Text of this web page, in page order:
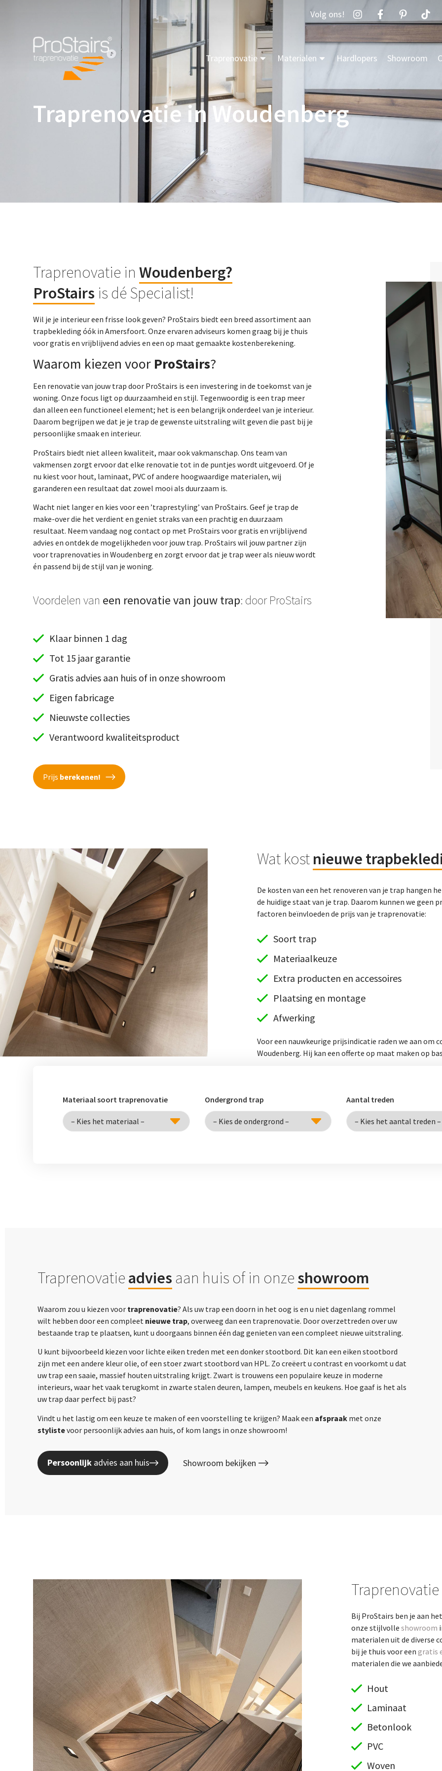
Volg ons!
Traprenovatie Materialen Hardlopers Showroom
Traprenovatie in Woudenberg
Traprenovatie inWoudenberg?
ProStairs is dé Specialist!
Wil je je interieur een frisse look geven? ProStairs biedt een breed assortiment aan
trapbekleding óók in Amersfoort. Onze ervaren adviseurs komen graag bij je thuis
voor gratis en vrijblijvend advies en een op maat gemaakte kostenberekening.
Waarom kiezen voor ProStairs?
Een renovatie van jouw trap door ProStairs is een investering in de toekomst van je
woning. Onze focus ligt op duurzaamheid en stijl. Tegenwoordig is een trap meer
dan alleen een functioneel element; het is een belangrijk onderdeel van je interieur.
Daarom begrijpen we dat je je trap de gewenste uitstraling wilt geven die past bij je
persoonlijke smaak en interieur.
ProStairs biedt niet alleen kwaliteit, maar ook vakmanschap. Ons team van
vakmensen zorgt ervoor dat elke renovatie tot in de puntjes wordt uitgevoerd. Of je
nu kiest voor hout, laminaat, PVC of andere hoogwaardige materialen, wij
garanderen een resultaat dat zowel mooi als duurzaam is.
Wacht niet langer en kies voor een ’traprestyling’ van ProStairs. Geef je trap de
make-over die het verdient en geniet straks van een prachtig en duurzaam
resultaat. Neem vandaag nog contact op met ProStairs voor gratis en vrijblijvend
advies en ontdek de mogelijkheden voor jouw trap. ProStairs wil jouw partner zijn
voor traprenovaties in Woudenberg en zorgt ervoor dat je trap weer als nieuw wordt
én passend bij de stijl van je woning.
Voordelen van een renovatie van jouw trap: door ProStairs
Klaar binnen 1 dag
Tot 15 jaar garantie
Gratis advies aan huis of in onze showroom
Eigen fabricage
Nieuwste collecties
Verantwoord kwaliteitsproduct
Prijs berekenen!
Wat kost nieuwe
De kosten van een het renoveren van je trap hangen
de huidige staat van je trap. Daarom kunnen we geen
factoren beïnvloeden de prijs van je traprenovatie:
Soort trap
Materiaalkeuze
Extra producten en accessoires
Plaatsing en montage
Afwerking
Voor een nauwkeurige prijsindicatie raden we aan
Woudenberg. Hij kan een offerte op maat maken op
Materiaal soort traprenovatie Ondergrond trap Aantal treden
Traprenovatie advies aan huis of in onze showroom
Waarom zou u kiezen voor traprenovatie? Als uw trap een doorn in het oog is en u niet dagenlang rommel
wilt hebben door een compleet nieuwe trap, overweeg dan een traprenovatie. Door overzettreden over uw
bestaande trap te plaatsen, kunt u doorgaans binnen één dag genieten van een compleet nieuwe uitstraling.
U kunt bijvoorbeeld kiezen voor lichte eiken treden met een donker stootbord. Dit kan een eiken stootbord
zijn met een andere kleur olie, of een stoer zwart stootbord van HPL. Zo creëert u contrast en voorkomt u dat
uw trap een saaie, massief houten uitstraling krijgt. Zwart is trouwens een populaire keuze in moderne
interieurs, waar het vaak terugkomt in zwarte stalen deuren, lampen, meubels en keukens. Hoe gaaf is het als
uw trap daar perfect bij past?
Vindt u het lastig om een keuze te maken of een voorstelling te krijgen? Maak een afspraak met onze
stylistevoor persoonlijk advies aan huis, of kom langs in onze showroom!
Persoonlijk advies aan huis Showroom bekijken
Traprenovatie
Bij ProStairs ben je aan
onze stijlvolle showroom
materialen uit de diverse
bij je thuis voor een gratis
materialen die we
Hout
Laminaat
Betonlook
PVC
Woven